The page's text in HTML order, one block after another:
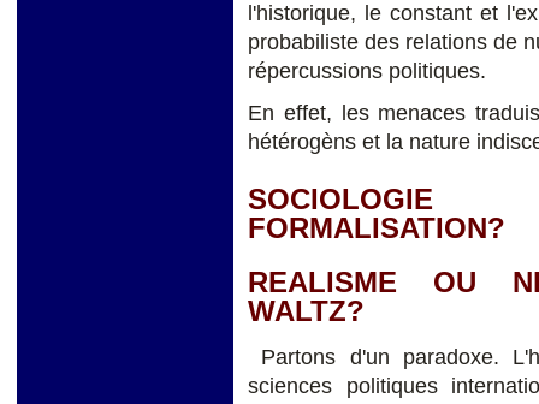
l'historique, le constant et
probabiliste des relations de
répercussions politiques.
En effet, les menaces
hétérogèns et la nature
FORMALISATION?
REALISME OU
WALTZ?
Partons d'un paradoxe.
sciences politiques